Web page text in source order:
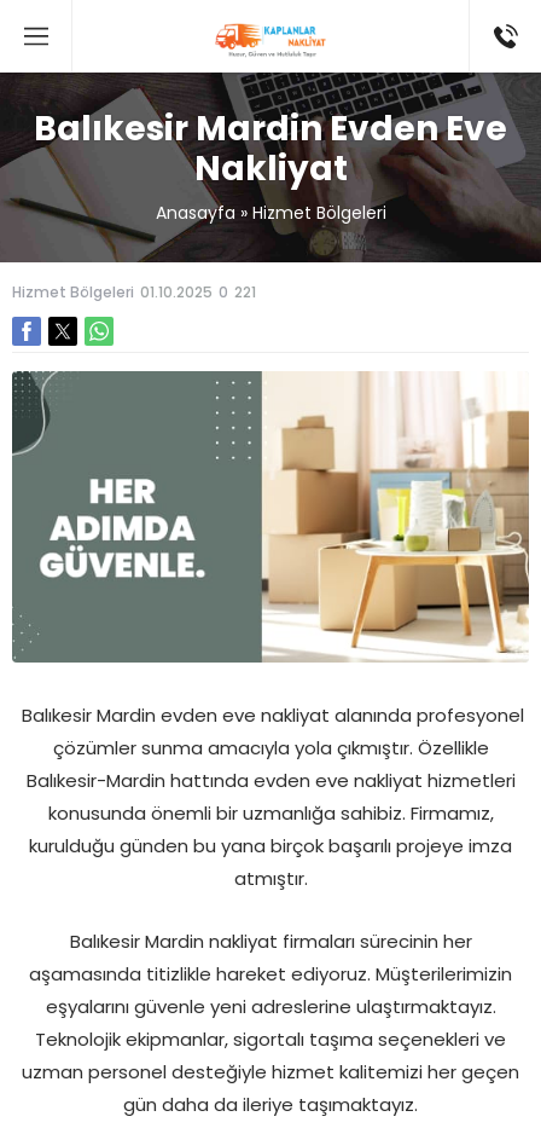
Balıkesir Mardin Evden Eve
Nakliyat
Anasayfa» Hizmet Bölgeleri
Hizmet Bölgeleri 01.10.2025 0 221
Balıkesir Mardin evden eve nakliyat alanında profesyonel
çözümler sunma amacıyla yola çıkmıştır. Özellikle
Balıkesir-Mardin hattında evden eve nakliyat hizmetleri
konusunda önemli bir uzmanlığa sahibiz. Firmamız,
kurulduğu günden bu yana birçok başarılı projeye imza
atmıştır.
Balıkesir Mardin nakliyat firmaları sürecinin her
aşamasında titizlikle hareket ediyoruz. Müşterilerimizin
eşyalarını güvenle yeni adreslerine ulaştırmaktayız.
Teknolojik ekipmanlar, sigortalı taşıma seçenekleri ve
uzman personel desteğiyle hizmet kalitemizi her geçen
gün daha da ileriye taşımaktayız.